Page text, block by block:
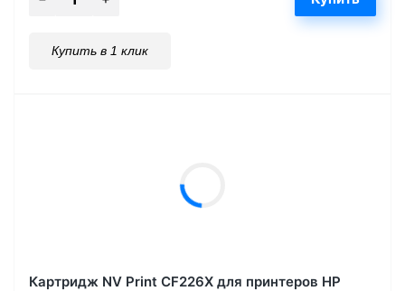
Купить в 1 клик
Картридж NV Print CF226X для принтеров HP